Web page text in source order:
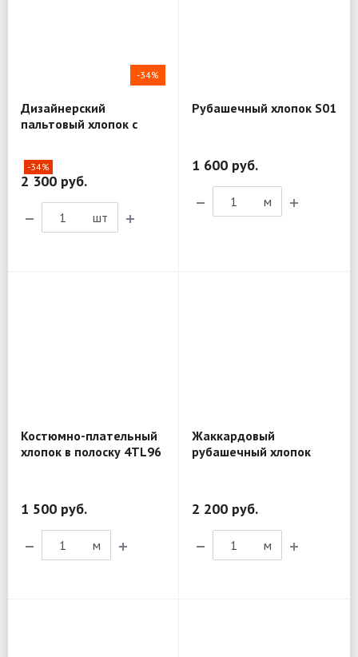
-34%
Дизайнерский
пальтовый хлопок с
-34%
2 300 руб.
шт
Рубашечный хлопок S01
1 600 руб.
м
Костюмно-плательный
хлопок в полоску 4TL96
1 500 руб.
м
Жаккардовый
рубашечный хлопок
2 200 руб.
м